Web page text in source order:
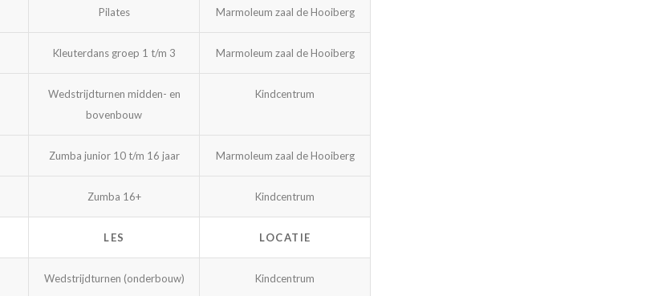
Pilates Marmoleum zaal de Hooiberg
Kleuterdans groep 1 t/m 3 Marmoleum zaal de Hooiberg
Wedstrijdturnen midden- en
bovenbouw
Kindcentrum
Zumba junior 10 t/m 16 jaar Marmoleum zaal de Hooiberg
Zumba 16+ Kindcentrum
LES LOCATIE
Wedstrijdturnen (onderbouw) Kindcentrum